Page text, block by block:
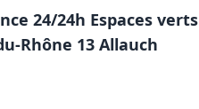
24/24h Espaces verts
Rhône 13 Allauch